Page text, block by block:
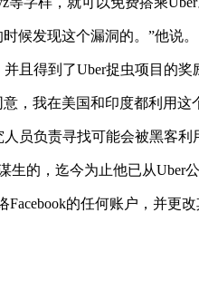
候发现这个漏洞的。”他说。
且得到了Uber捉虫项目的奖
，我在美国和印度都利用
员负责寻找可能会被黑客
的，迄今为止他已从Uber
Facebook的任何账户，并